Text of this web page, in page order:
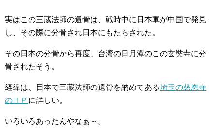
実はこの三蔵法師の遺骨は、戦時中に日本軍が中国で発見
し、その際に分骨され日本にもたらされた。
その日本の分骨から再度、台湾の日月潭のこの玄奘寺に分
骨されたそう。
経緯は、日本で三蔵法師の遺骨を納めてある埼玉の慈恩寺
のＨＰ に詳しい。
いろいろあったんやなぁ～。